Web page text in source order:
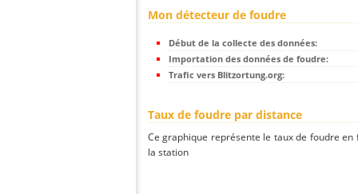
Mon détecteur de foudre
Début de la collecte des données:
Importation des données de foudre:
Trafic vers Blitzortung.org:
Taux de foudre par distance
Ce graphique représente le taux de foudre
la station